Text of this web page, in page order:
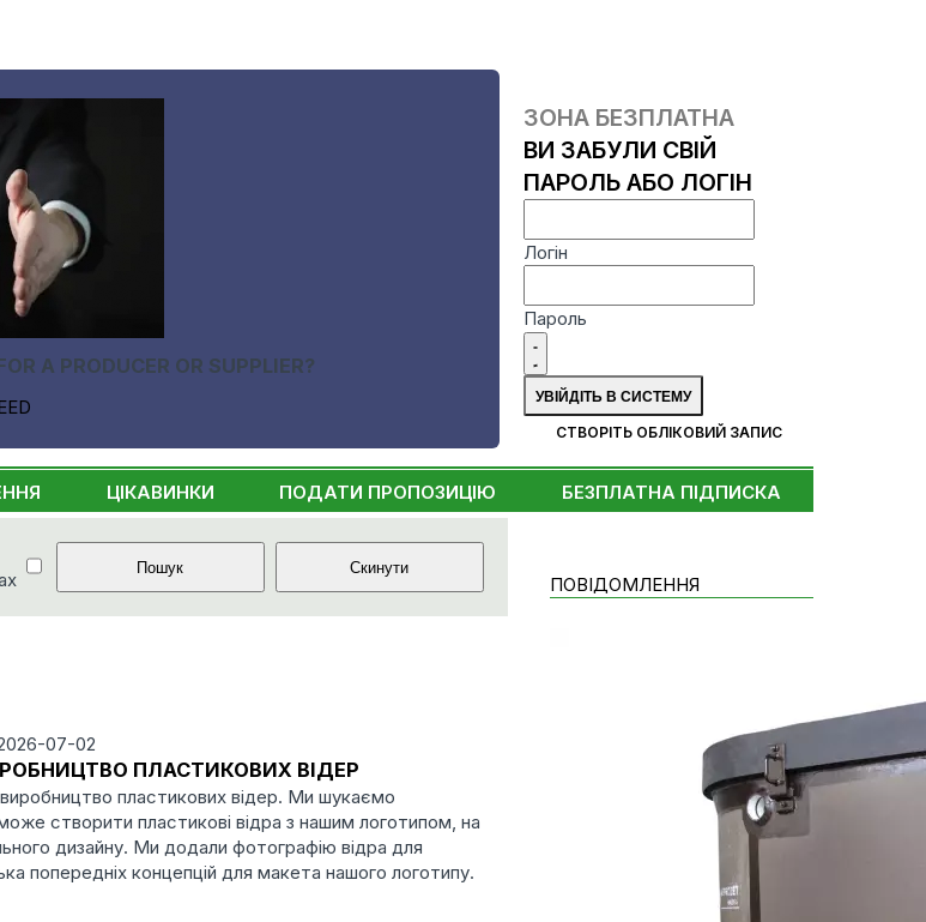
A PRODUCER OR SUPPLIER?
ЗОНА БЕЗПЛАТНА
ВИ ЗАБУЛИ СВІЙ
ПАРОЛЬ АБО ЛОГІН
Логін
Пароль
СТВОРІТЬ ОБЛІКОВИЙ ЗАПИС
ЦІКАВИНКИ ПОДАТИ ПРОПОЗИЦІЮ БЕЗПЛАТНА ПІДПИСКА
07-02
ПЛАСТИКОВИХ ВІДЕР
пластикових відер. Ми шукаємо
створити пластикові відра з нашим логотипом, на
дизайну. Ми додали фотографію відра для
попередніх концепцій для макета нашого логотипу.
ПОВІДОМЛЕННЯ